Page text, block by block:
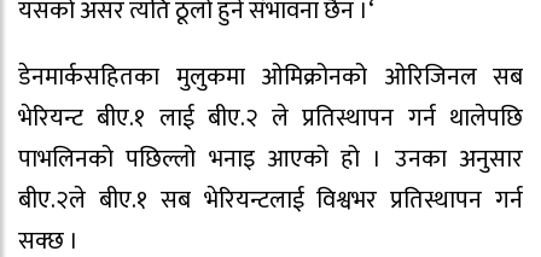
यसको असर त्यति ठूलो हुने संभावना छैन ।‘
डेनमार्कसहितका मुलुकमा ओमिक्रोनको ओरिजिनल सब
भेरियन्ट बीए.१ लाई बीए.२ ले प्रतिस्थापन गर्न थालेपछि
पाभलिनको पछिल्लो भनाइ आएको हो । उनका अनुसार
बीए.२ले बीए.१ सब भेरियन्टलाई विश्वभर प्रतिस्थापन गर्न
सक्छ ।